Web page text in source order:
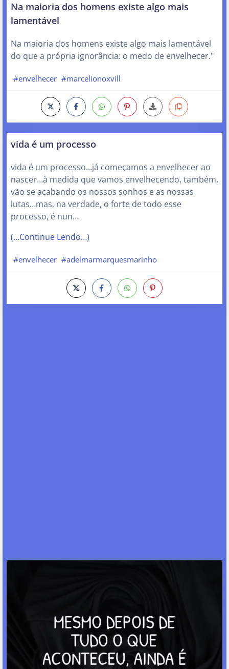
Na maioria dos homens existe algo mais
lamentável
Na maioria dos homens existe algo mais lamentável
do que a própria ignorância: o medo de envelhecer."
#envelhecer #marcelionoxvill
vida é um processo
vida é um processo…já começamos a envelhecer ao
nascer…à medida que vamos envelhecendo, também,
vão se acabando os nossos sonhos e as nossas
lutas…mas, na verdade, o forte de todo esse
processo, é nun…
(…Continue Lendo…)
#envelhecer #adelmarmarquesmarinho